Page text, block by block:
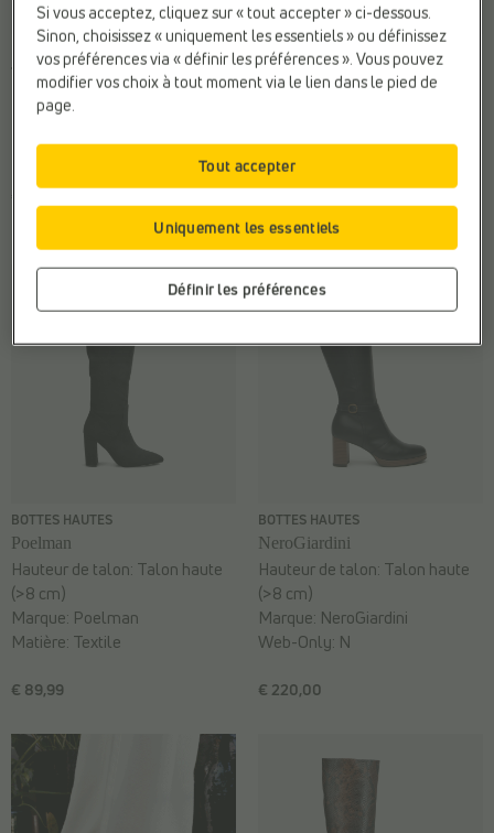
BOTTES HAUTES
Tamaris
€ 120,00
Fermeture:
Matière:Textile
BOTTES HAUTES
Marco Tozzi
€ 99,99
Largeur du mollet:
Matière:Textile
Type de talon:
BOTTES HAUTES
Poelman
€ 89,99
Hauteur de talon: Talon haute
(>8 cm)
Marque: Poelman
Matière: Textile
BOTTES HAUTES
NeroGiardini
€ 220,00
Hauteur de talon: Talon haute
(>8 cm)
Marque: NeroGiardini
Web-Only: N
Si vous acceptez, cliquez sur « tout accepter » ci-dessous.
Sinon, choisissez « uniquement les essentiels » ou définissez
vos préférences via « définir les préférences ». Vous pouvez
modifier vos choix à tout moment via le lien dans le pied de
page.
Définir les préférences
Uniquement les essentiels
Tout accepter